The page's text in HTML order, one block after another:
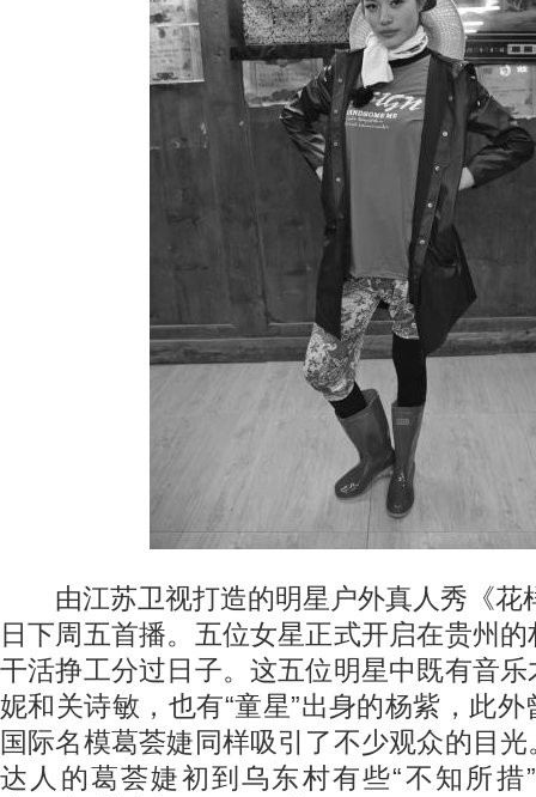
由江苏卫视打造的明星户外真人秀《花
日下周五首播。五位女星正式开启在贵州
干活挣工分过日子。这五位明星中既有音
妮和关诗敏，也有“童星”出身的杨紫，此
国际名模葛荟婕同样吸引了不少观众的目
达人的葛荟婕初到乌东村有些“不知所措